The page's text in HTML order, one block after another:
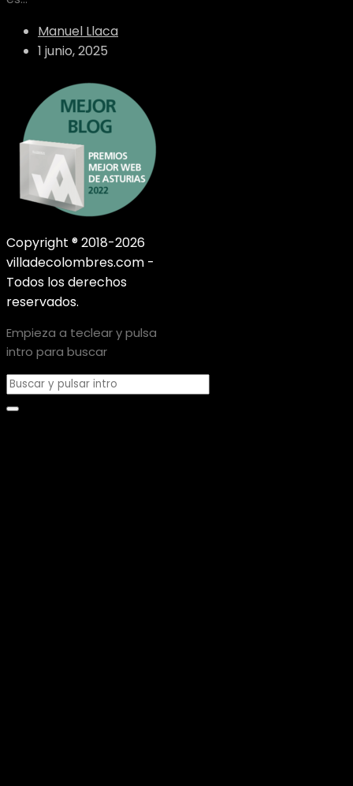
Manuel Llaca
1 junio, 2025
Copyright ® 2018-2026
villadecolombres.com -
Todos los derechos
reservados.
Empieza a teclear y pulsa
intro para buscar